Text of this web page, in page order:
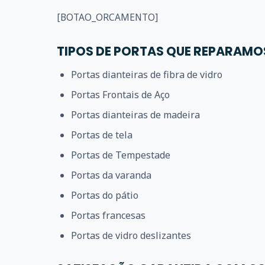
[BOTAO_ORCAMENTO]
TIPOS DE PORTAS QUE
Portas dianteiras de fibra de vidro
Portas Frontais de Aço
Portas dianteiras de madeira
Portas de tela
Portas de Tempestade
Portas da varanda
Portas do pátio
Portas francesas
Portas de vidro deslizantes